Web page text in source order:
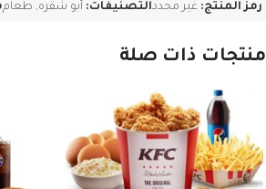
رمز المنتج: غير محددالتصنيفات: أبو شقره, طعام
منتجات ذات صلة